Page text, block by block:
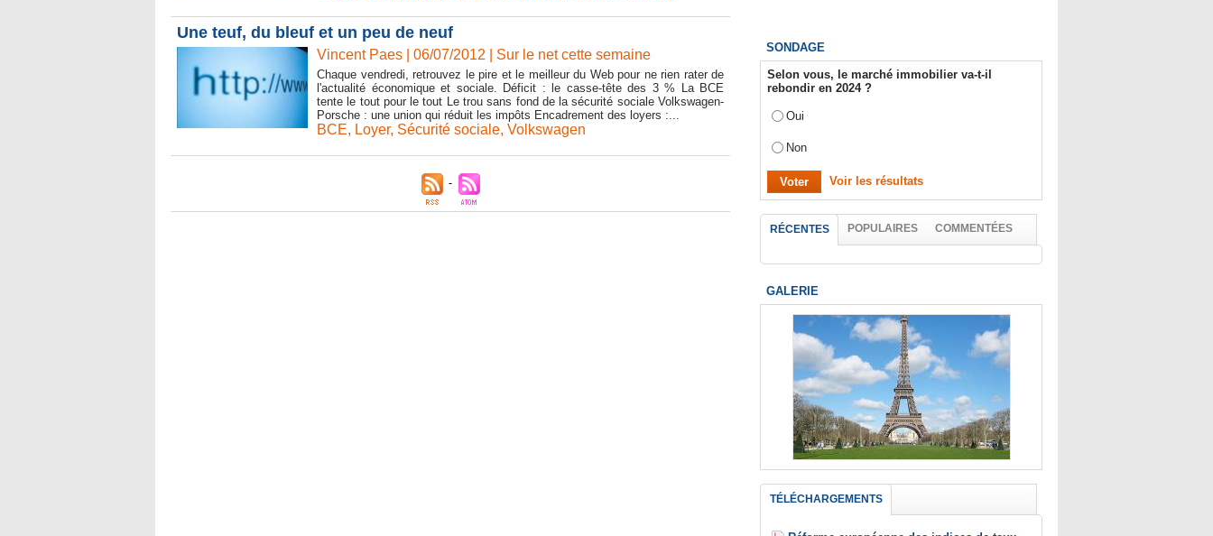
Une teuf, du bleuf et un peu de neuf
Vincent Paes | 06/07/2012 Sur le net cette semaine
Chaque vendredi, retrouvez le pire et le meilleur du Web pour ne rien rater de
l'actualité économique et sociale. Déficit : le casse-tête des 3 % La BCE
tente le tout pour le tout Le trou sans fond de la sécurité sociale Volkswagen-
Porsche : une union qui réduit les impôts Encadrement des loyers :...
BCE, Loyer, Sécurité sociale, Volkswagen
SONDAGE
Selon vous, le marché immobilier va-t-il
rebondir en 2024 ?
Oui
Non
Voir les résultats
RÉCENTES POPULAIRES COMMENTÉES
GALERIE
TÉLÉCHARGEMENTS